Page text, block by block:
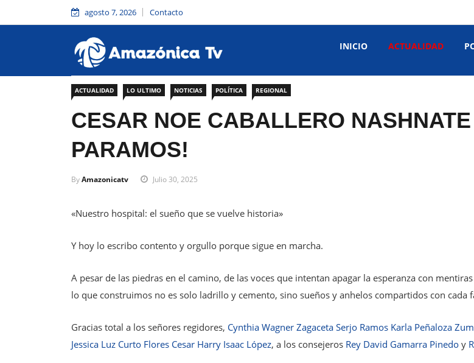
agosto 7, 2026 Contacto
INICIO ACTUALIDAD
ACTUALIDAD LO ULTIMO NOTICIAS POLÍTICA REGIONAL
CESAR NOE CABALLERO NASHNATE
PARAMOS!
ByAmazonicatv Julio 30, 2025
«Nuestro hospital: el sueño que se vuelve historia»
Y hoy lo escribo contento y orgullo porque sigue en marcha.
A pesar de las piedras en el camino, de las voces que intentan apagar la esperanza con
lo que construimos no es solo ladrillo y cemento, sino sueños y anhelos compartidos con cada
Gracias total a los señores regidores, Cynthia Wagner Zagaceta Serjo Ramos Karla Peñaloza
Jessica Luz Curto Flores Cesar Harry Isaac López, a los consejeros Rey David Gamarra Pinedo y